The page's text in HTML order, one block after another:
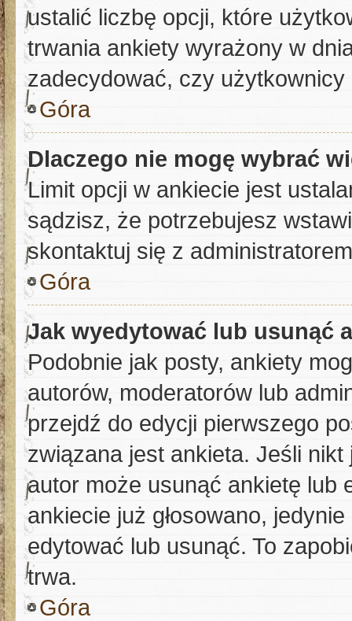
ustalić liczbę opcji, które
trwania ankiety wyrażony w
zadecydować, czy użytkownicy
Góra
Dlaczego nie mogę wybrać
Limit opcji w ankiecie jest
sądzisz, że potrzebujesz
skontaktuj się z
Góra
Jak wyedytować lub usunąć
Podobnie jak posty, ankiety
autorów, moderatorów lub
przejdź do edycji pierwszego
związana jest ankieta. Jeśli nikt
autor może usunąć ankietę lub
ankiecie już głosowano,
edytować lub usunąć. To
trwa.
Góra